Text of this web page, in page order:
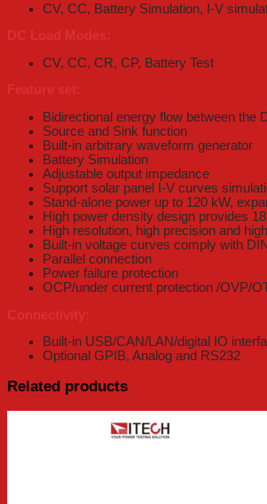
CV, CC, Battery Simulation, I-V
CV, CC, CR, CP, Battery Test
Bidirectional energy flow between the
Source and Sink function
Built-in arbitrary waveform generator
Battery Simulation
Adjustable output impedance
Support solar panel I-V curves
Stand-alone power up to 120 kW,
High power density design provides
High resolution, high precision and
Built-in voltage curves comply with
Parallel connection
Power failure protection
OCP/under current protection /OVP/
Built-in USB/CAN/LAN/digital IO
Optional GPIB, Analog and RS232
Related products